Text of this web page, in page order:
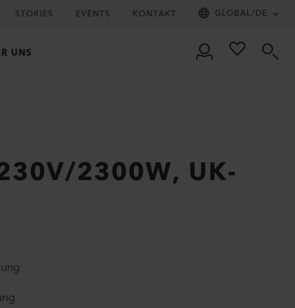
STORIES EVENTS KONTAKT GLOBAL/DE
UNS
2300W, UK-